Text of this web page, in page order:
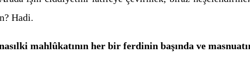
Hadi.
mahlûkatının her bir ferdinin başında ve